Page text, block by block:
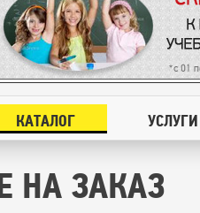
КАТАЛОГ УСЛУГИ
НА ЗАКАЗ